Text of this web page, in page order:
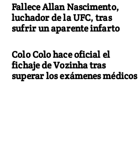
Fallece Allan Nascimento,
luchador de la UFC, tras
sufrir un aparente infarto
Colo Colo hace oficial el
fichaje de Vozinha tras
superar los exámenes médicos